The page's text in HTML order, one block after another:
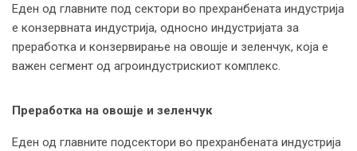
Еден од главните под сектори во прехранбената индустрија
е конзервната индустрија, односно индустријата за
преработка и конзервирање на овошје и зеленчук, која е
важен сегмент од агроиндустрискиот комплекс.
Преработка на овошје и зеленчук
Еден од главните подсектори во прехранбената индустрија